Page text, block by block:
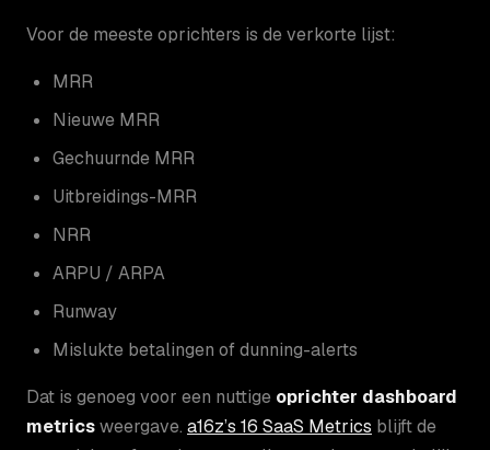
Voor de meeste oprichters is de verkorte lijst:
MRR
Nieuwe MRR
Gechuurnde MRR
Uitbreidings-MRR
NRR
ARPU / ARPA
Runway
Mislukte betalingen of dunning-alerts
Dat is genoeg voor een nuttige oprichter dashboard
metricsweergave. a16z’s 16 SaaS Metrics blijft de